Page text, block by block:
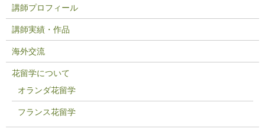
講師プロフィール
講師実績・作品
海外交流
花留学について
オランダ花留学
フランス花留学